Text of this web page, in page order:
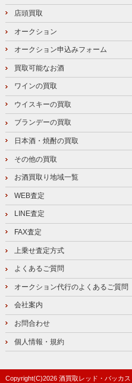
店頭買取
オークション
オークション申込みフォーム
買取可能なお酒
ワインの買取
ウイスキーの買取
ブランデーの買取
日本酒・焼酎の買取
その他の買取
お酒買取り地域一覧
WEB査定
LINE査定
FAX査定
上乗せ査定方式
よくあるご質問
オークション代行のよくあるご質問
会社案内
お問合わせ
個人情報・規約
Copyright(C)2026 酒買取レッド・バッカス